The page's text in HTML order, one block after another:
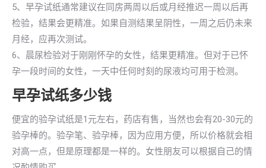
5、早孕试纸通常建议在同房两周以后或月经推迟一周以后再
检验，结果会更精准。如果自测结果呈阴性，一周之后仍未来
月经，应再次测试。
6、晨尿检验对于刚刚怀孕的女性，结果更精准。但对于已怀
孕一段时间的女性，一天中任何时刻的尿液均可用于检测。
早孕试纸多少钱
便宜的验孕试纸是1元左右，药店有售，当然也会有20-30元的
验孕棒的。验孕笔、验孕棒，因为应用方便，所以价格就会相
对高一点，但是原理都是一样的。女性朋友可以根据自己的情